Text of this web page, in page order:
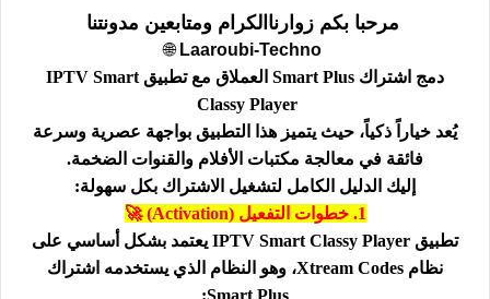
مرحبا بكم زوارناالكرام ومتابعين مدونتنا
Laaroubi-Techno
🌐
دمج اشتراك Smart Plus العملاق مع تطبيق IPTV Smart
Classy Player
يُعد خياراً ذكياً، حيث يتميز هذا التطبيق بواجهة عصرية وسرعة
فائقة في معالجة مكتبات الأفلام والقنوات الضخمة.
إليك الدليل الكامل لتشغيل الاشتراك بكل سهولة:
1. خطوات التفعيل (Activation) 🚀
تطبيق IPTV Smart Classy Player يعتمد بشكل أساسي على
نظام Xtream Codes، وهو النظام الذي يستخدمه اشتراك